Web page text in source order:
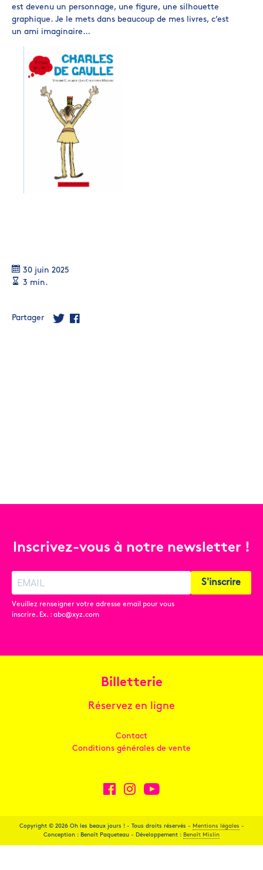
est devenu un personnage, une figure, une silhouette
graphique. Je le mets dans beaucoup de mes livres, c’est
un ami imaginaire…
30 juin 2025
3 min.
Partager
Inscrivez-vous à notre newsletter !
Veuillez renseigner votre adresse email pour vous
inscrire. Ex. : abc@xyz.com
S'inscrire
Billetterie
Réservez en ligne
Contact
Conditions générales de vente
Copyright © 2026 Oh les beaux jours ! - Tous droits réservés - Mentions légales -
Conception : Benoît Paqueteau - Développement : Benoît Mislin